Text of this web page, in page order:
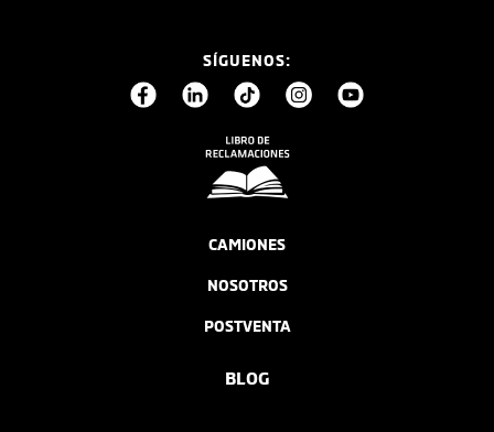
SÍGUENOS:
CAMIONES
NOSOTROS
POSTVENTA
BLOG